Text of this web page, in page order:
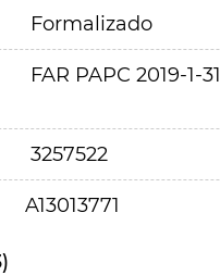
Formalizado
FAR PAPC 2019-1-31
3257522
A13013771